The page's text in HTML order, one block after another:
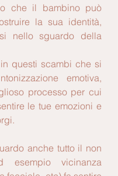
che il bambino può
la sua identità,
nello sguardo della
questi scambi che si
emotiva,
processo per cui
le tue emozioni e
anche tutto il non
esempio vicinanza